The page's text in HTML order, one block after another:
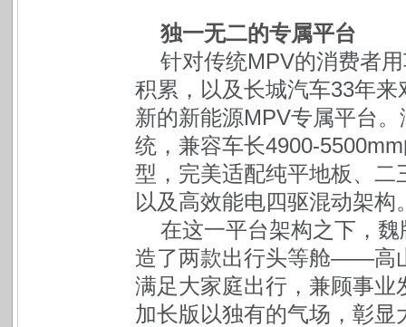
独一无二的专属平台
针对传统MPV的消费者
积累，以及长城汽车33年
新的新能源MPV专属平台
统，兼容车长4900-
型，完美适配纯平地板、
以及高效能电四驱混动架构
在这一平台架构之下，
造了两款出行头等舱——高
满足大家庭出行，兼顾事
加长版以独有的气场，彰显